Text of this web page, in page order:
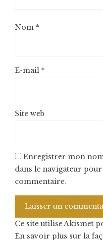
Nom *
E-mail *
Site web
Enregistrer mon
dans le navigateur
commentaire.
Ce site utilise Akismet
En savoir plus sur la